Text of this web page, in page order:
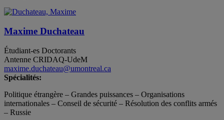
Maxime Duchateau
Étudiant-es Doctorants
Antenne CRIDAQ-UdeM
maxime.duchateau@umontreal.ca
Spécialités:
Politique étrangère – Grandes puissances – Organisations
internationales – Conseil de sécurité – Résolution des conflits armés
– Russie